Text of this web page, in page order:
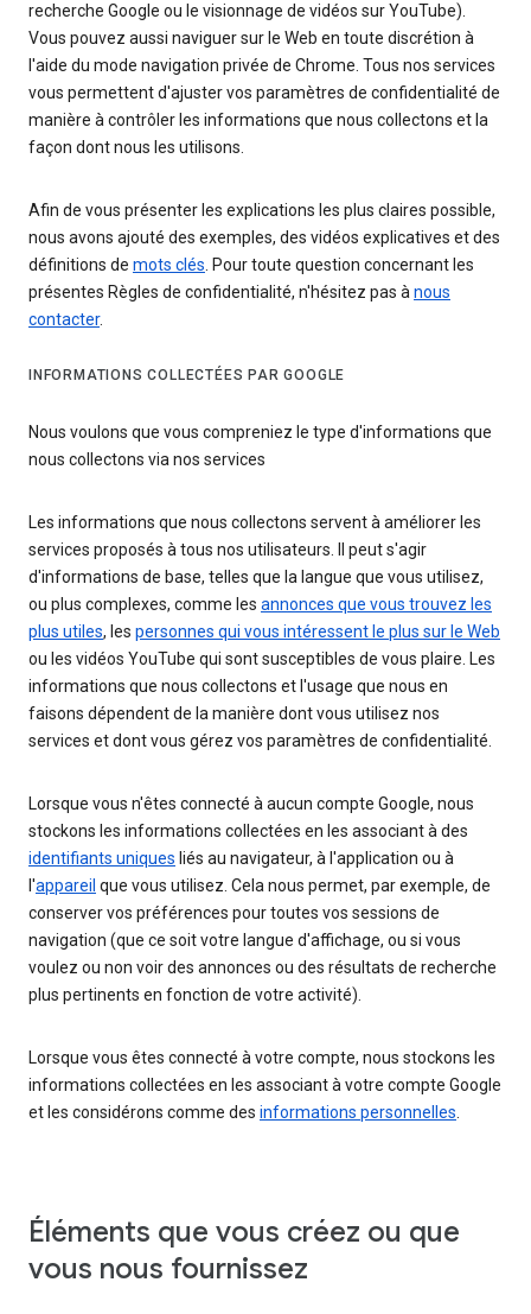
recherche Google ou le visionnage de vidéos sur YouTube).
Vous pouvez aussi naviguer sur le Web en toute discrétion à
l'aide du mode navigation privée de Chrome. Tous nos services
vous permettent d'ajuster vos paramètres de confidentialité de
manière à contrôler les informations que nous collectons et la
façon dont nous les utilisons.
Afin de vous présenter les explications les plus claires possible,
nous avons ajouté des exemples, des vidéos explicatives et des
définitions de mots clés. Pour toute question concernant les
présentes Règles de confidentialité, n'hésitez pas ànous
contacter.
INFORMATIONS COLLECTÉES PAR GOOGLE
Nous voulons que vous compreniez le type d'informations que
nous collectons via nos services
Les informations que nous collectons servent à améliorer les
services proposés à tous nos utilisateurs. Il peut s'agir
d'informations de base, telles que la langue que vous utilisez,
ou plus complexes, comme les annonces que vous trouvez les
plus utiles, les personnes qui vous intéressent le plus sur le Web
ou les vidéos YouTube qui sont susceptibles de vous plaire. Les
informations que nous collectons et l'usage que nous en
faisons dépendent de la manière dont vous utilisez nos
services et dont vous gérez vos paramètres de confidentialité.
Lorsque vous n'êtes connecté à aucun compte Google, nous
stockons les informations collectées en les associant à des
identifiants uniques liés au navigateur, à l'application ou à
l'appareil que vous utilisez. Cela nous permet, par exemple, de
conserver vos préférences pour toutes vos sessions de
navigation (que ce soit votre langue d'affichage, ou si vous
voulez ou non voir des annonces ou des résultats de recherche
plus pertinents en fonction de votre activité).
Lorsque vous êtes connecté à votre compte, nous stockons les
informations collectées en les associant à votre compte Google
et les considérons comme des informations personnelles.
Éléments que vous créez ou que
vous nous fournissez